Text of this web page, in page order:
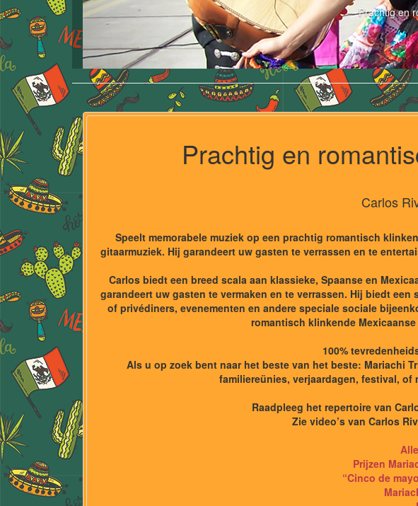
Prachtig en
Prachtig en
Carlos
Speelt memorabele muziek op een prachtig romantisch
gitaarmuziek. Hij garandeert uw gasten te verrassen en te
Carlos biedt een breed scala aan klassieke, Spaanse en
garandeert uw gasten te vermaken en te verrassen. Hij biedt
of privédiners, evenementen en andere speciale sociale
romantisch klinkende
100%
Als u op zoek bent naar het beste van het beste: Mariachi
familiereünies, verjaardagen, festival,
Raadpleeg het repertoire van
Zie video’s van Carlos
Prijzen
“Cinco de